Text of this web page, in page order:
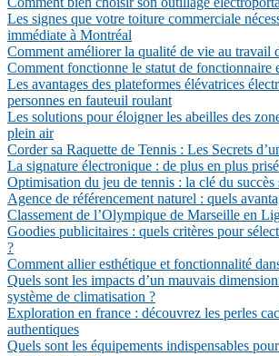
Les signes que votre toiture commerciale
immédiate à Montréal
Comment améliorer la qualité de vie au travail
Comment fonctionne le statut de fonctionnaire
Les avantages des plateformes élévatrices
personnes en fauteuil roulant
Les solutions pour éloigner les abeilles des
plein air
Corder sa Raquette de Tennis : Les Secrets
La signature électronique : de plus en plus
Optimisation du jeu de tennis : la clé du succès
Agence de référencement naturel : quels
Classement de l’Olympique de Marseille en
Goodies publicitaires : quels critères pour
?
Comment allier esthétique et fonctionnalité
Quels sont les impacts d’un mauvais
système de climatisation ?
Exploration en france : découvrez les perles
authentiques
Quels sont les équipements indispensables